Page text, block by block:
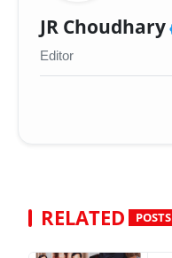
JR Choudhary
Editor
RELATED POSTS